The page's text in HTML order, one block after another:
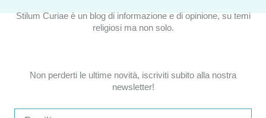
Stilum Curiae è un blog di informazione e di opinione, su temi
religiosi ma non solo.
Non perderti le ultime novità, iscriviti subito alla nostra
newsletter!